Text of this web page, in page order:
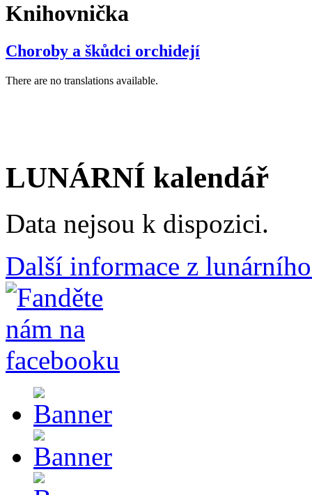
Knihovnička
Choroby a škůdci orchidejí
There are no translations available.
LUNÁRNÍ kalendář
Data nejsou k dispozici.
Další informace z